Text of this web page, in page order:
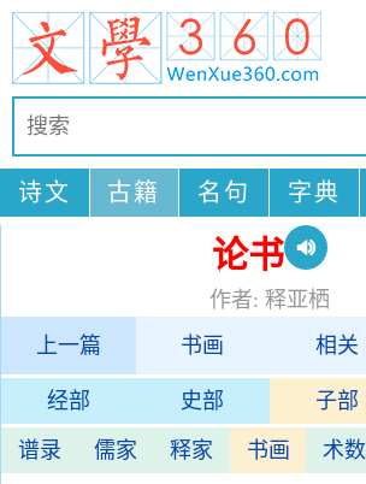
诗文 古籍 名句 字典
论书
作者: 释亚栖
上一篇
书画 相关
经部 史部 子部
谱录 儒家 释家 书画 术数